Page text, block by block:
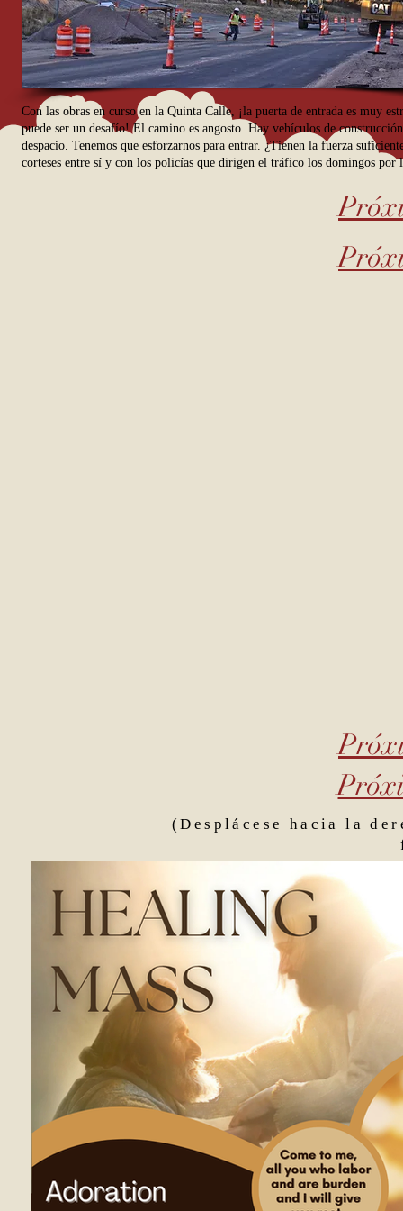
Con las obras en curso en la Quinta Calle, ¡la puerta de entrada es muy
puede ser un desafío! El camino es angosto. Hay vehículos de
despacio. Tenemos que esforzarnos para entrar. ¿Tienen la fuerza
corteses entre sí y con los policías que dirigen el tráfico los domingos por
(Desplácese hacia la